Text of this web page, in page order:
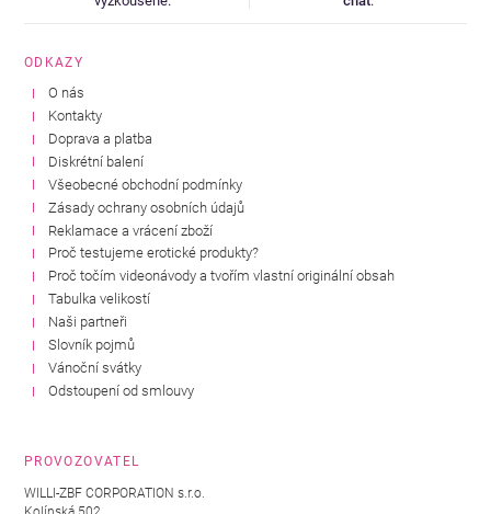
ODKAZY
O nás
Kontakty
Doprava a platba
Diskrétní balení
Všeobecné obchodní podmínky
Zásady ochrany osobních údajů
Reklamace a vrácení zboží
Proč testujeme erotické produkty?
Proč točím videonávody a tvořím vlastní originální obsah
Tabulka velikostí
Naši partneři
Slovník pojmů
Vánoční svátky
Odstoupení od smlouvy
PROVOZOVATEL
WILLI-ZBF CORPORATION s.r.o.